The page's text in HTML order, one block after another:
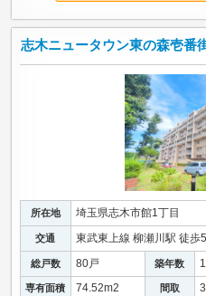
志木ニュータウン東の森壱番
所在地 埼玉県志木市館1丁目
交通 東武東上線 柳瀬川駅 徒歩
総戸数 80戸 築年数
専有面積 74.52m2 間取